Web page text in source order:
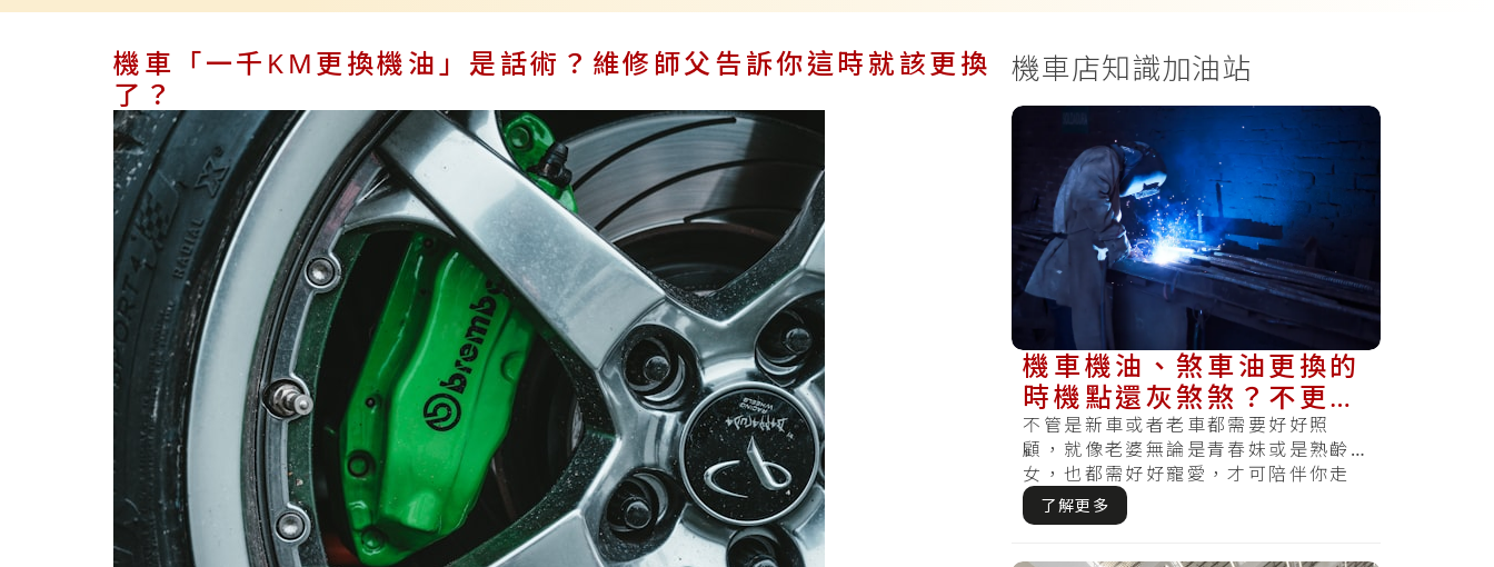
機車「一千KM更換機油」是話術？維修師父告訴你這時就該更換
了？
機車店知識加油站
機車機油、煞車油更換的
時機點還灰煞煞？不更換
會如何嗎？現在知道還不
算晚～
不管是新車或者老車都需要好好照
顧，就像老婆無論是青春妹或是熟齡
女，也都需好好寵愛，才可陪伴你走
得長久。沒有好好保養或者按時檢
查，哪天發現.....
了解更多